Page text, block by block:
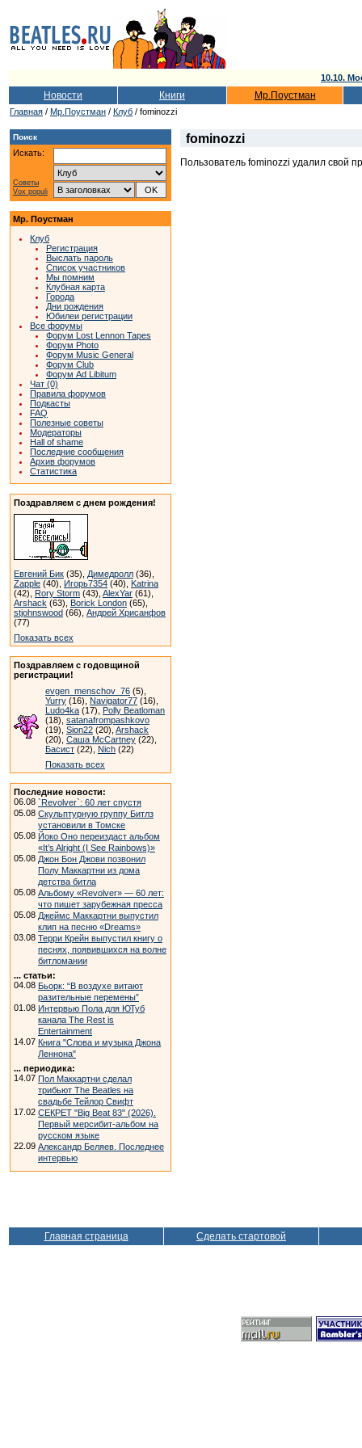
10.10.
Новости Книги Мр.Поустман
Главная / Мр.Поустман / Клуб / fominozzi
Поиск
Искать:
Советы
Vox populi
Мр. Поустман
Клуб
Регистрация
Выслать пароль
Список участников
Мы помним
Клубная карта
Города
Дни рождения
Юбилеи регистрации
Все форумы
Форум Lost Lennon Tapes
Форум Photo
Форум Music General
Форум Club
Форум Ad Libitum
Чат (0)
Правила форумов
Подкасты
FAQ
Полезные советы
Модераторы
Hall of shame
Последние сообщения
Архив форумов
Статистика
Поздравляем с днем рождения!
Евгений Бик (35), Димедролл (36),
Zapple (40), Игорь7354 (40), Katrina
(42), Rory Storm (43), AlexYar (61),
Arshack (63), Borick London (65),
stjohnswood (66), Андрей Хрисанфов
(77)
Показать всех
Поздравляем с годовщиной
регистрации!
evgen_menschov_76 (5),
Yurry (16), Navigator77 (16),
Ludo4ka (17), Polly Beatloman
(18), satanafrompashkovo
(19), Sion22 (20), Arshack
(20), Саша McCartney (22),
Басист (22), Nich (22)
Показать всех
Последние новости:
06.08 `Revolver`: 60 лет спустя
05.08 Скульптурную группу Битлз
установили в Томске
05.08 Йоко Оно переиздаст альбом
«It’s Alright (I See Rainbows)»
05.08 Джон Бон Джови позвонил
Полу Маккартни из дома
детства битла
05.08 Альбому «Revolver» — 60 лет:
что пишет зарубежная пресса
05.08 Джеймс Маккартни выпустил
клип на песню «Dreams»
03.08 Терри Крейн выпустил книгу о
песнях, появившихся на волне
битломании
... статьи:
04.08 Бьорк: “В воздухе витают
разительные перемены”
01.08 Интервью Пола для ЮТуб
канала The Rest is
Entertainment
14.07 Книга "Слова и музыка Джона
Леннона"
... периодика:
14.07 Пол Маккартни сделал
трибьют The Beatles на
свадьбе Тейлор Свифт
17.02 СЕКРЕТ "Big Beat 83" (2026).
Первый мерсибит-альбом на
русском языке
22.09 Александр Беляев. Последнее
интервью
fominozzi
Пользователь fominozzi удалил свой
Главная страница Сделать стартовой